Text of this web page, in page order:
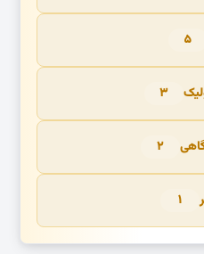
۵
۳
۲
۱